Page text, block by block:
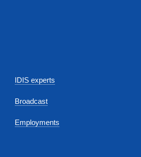
IDIS experts
Broadcast
Employments